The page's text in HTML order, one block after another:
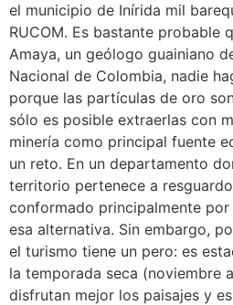
el municipio de Inírida mil
RUCOM. Es bastante probable
Amaya, un geólogo guainiano
Nacional de Colombia, nadie
porque las partículas de oro
sólo es posible extraerlas con
minería como principal fuente
un reto. En un departamento
territorio pertenece a
conformado principalmente
esa alternativa. Sin embargo,
el turismo tiene un pero: es
la temporada seca (noviembre
disfrutan mejor los paisajes y